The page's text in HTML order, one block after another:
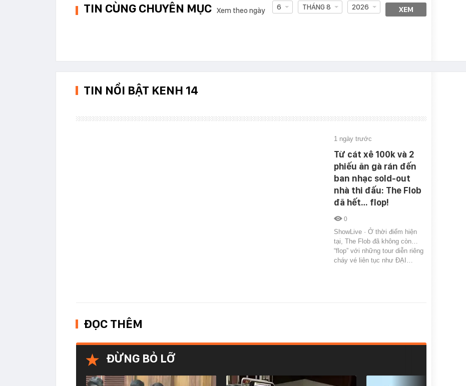
TIN CÙNG CHUYÊN MỤC Xem theo ngày 6 THÁNG 8 2026 XEM
TIN NỔI BẬT KENH 14
1 ngày trước
Từ cát xê 100k và 2
phiếu ăn gà rán đến
ban nhạc sold-out
nhà thi đấu: The Flob
đã hết… flop!
0
ShowLive · Ở thời điểm hiện
tại, The Flob đã không còn…
“flop” với những tour diễn riêng
cháy vé liên tục như ĐẠI…
ĐỌC THÊM
ĐỪNG BỎ LỠ